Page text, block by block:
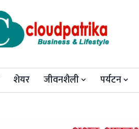
शेयर जीवनशैली पर्यटन